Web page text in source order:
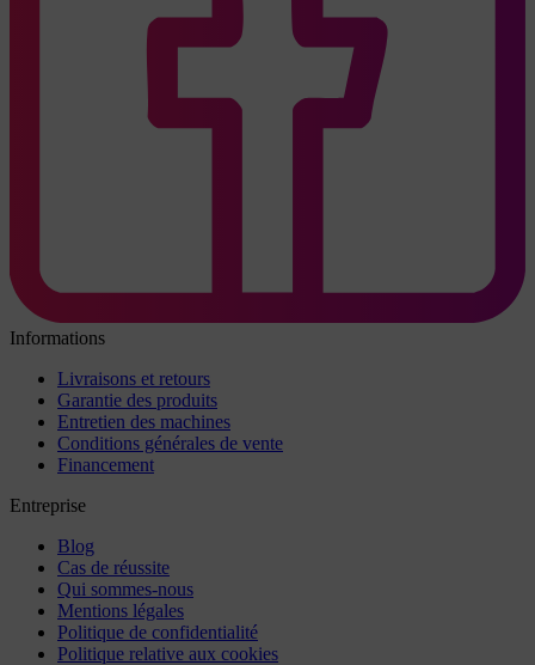
Informations
Livraisons et retours
Garantie des produits
Entretien des machines
Conditions générales de vente
Financement
Entreprise
Blog
Cas de réussite
Qui sommes-nous
Mentions légales
Politique de confidentialité
Politique relative aux cookies